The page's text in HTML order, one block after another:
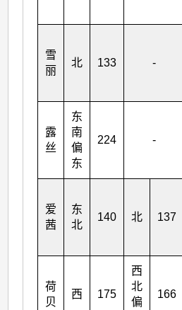
雪
丽
北 133 -
露
丝
东
南
偏
东
224 -
爱
茜
东
北
140 北 137
荷
贝
西 175
西
北
偏
166